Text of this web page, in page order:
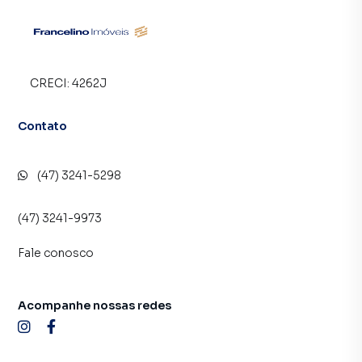
CRECI: 4262J
Contato
(47) 3241-5298
(47) 3241-9973
Fale conosco
Acompanhe nossas redes